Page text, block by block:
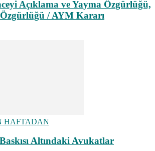
Açıklama ve Yayma Özgürlüğü,
Özgürlüğü / AYM Kararı
HAFTADAN
Altındaki Avukatlar